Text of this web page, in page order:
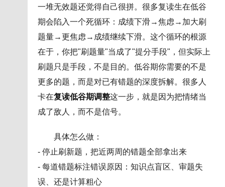
一堆无效题还觉得自己很拼。很多复读生在低谷
期会陷入一个死循环：成绩下滑→焦虑→加大刷
题量→更焦虑→成绩继续下滑。这个循环的根源
在于，你把"刷题量"当成了"提分手段"，但实际上
刷题只是手段，不是目的。低谷期你需要的不是
更多的题，而是对已有错题的深度拆解。很多人
卡在复读低谷期调整这一步，就是因为把情绪当
成了敌人，而不是信号。
具体怎么做：
- 停止刷新题，把近两周的错题全部拿出来
- 每道错题标注错误原因：知识点盲区、审题失
误、还是计算粗心